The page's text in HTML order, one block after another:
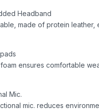
Headband
made of protein leather,
ensures comfortable
Mic.
mic. reduces